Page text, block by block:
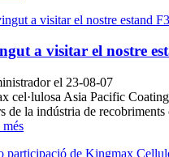
a visitar el nostre
el 23-08-07
cel·lulosa Asia Pacific
de la indústria de